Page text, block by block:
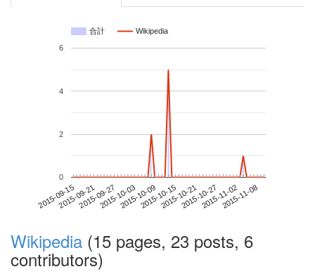
合計 Wikipedia
2015-09-152015-09-212015-09-272015-10-032015-10-092015-10-152015-10-212015-10-272015-11-022015-11-08
0
2
4
6
Wikipedia (15 pages, 23 posts, 6
contributors)